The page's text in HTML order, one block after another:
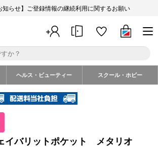
知らせ】ご登録情報の継続利用に関するお願い
ヘルス・ビューティー スクール・ホビー
イバリットポケット メタリオ